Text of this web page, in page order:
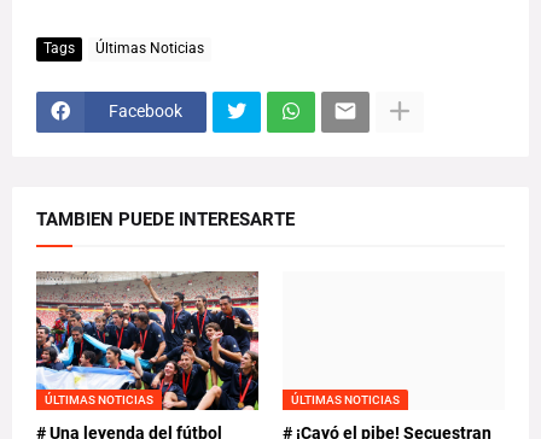
Tags Últimas Noticias
Facebook
TAMBIEN PUEDE INTERESARTE
ÚLTIMAS NOTICIAS
# Una leyenda del fútbol
ÚLTIMAS NOTICIAS
# ¡Cayó el pibe! Secuestran